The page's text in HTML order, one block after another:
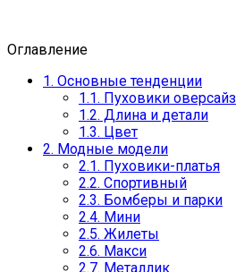
Оглавление
1. Основные тенденции
1.1. Пуховики оверсайз
1.2. Длина и детали
1.3. Цвет
2. Модные модели
2.1. Пуховики-платья
2.2. Спортивный
2.3. Бомберы и парки
2.4. Мини
2.5. Жилеты
2.6. Макси
2.7. Металлик